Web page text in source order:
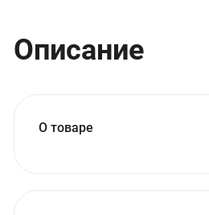
Описание
О товаре